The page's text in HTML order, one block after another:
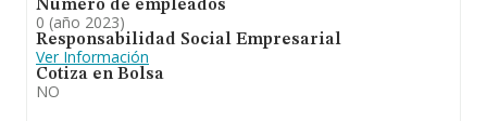
Número de empleados
0 (año 2023)
Responsabilidad Social Empresarial
Ver Información
Cotiza en Bolsa
NO